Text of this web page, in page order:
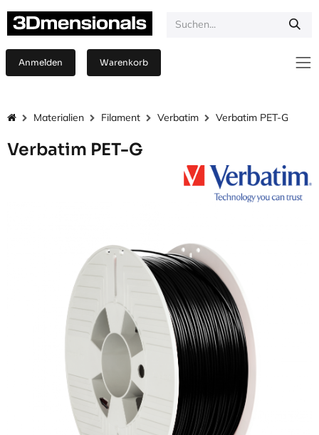
Anmelden Warenkorb
Materialien Filament Verbatim Verbatim PET-G
Verbatim PET-G